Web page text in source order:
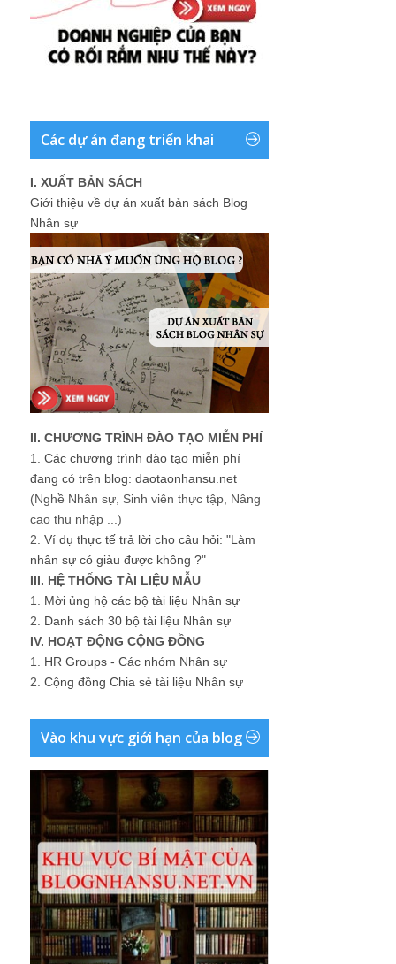
Các dự án đang triển khai
I. XUẤT BẢN SÁCH
Giới thiệu về dự án xuất bản sách Blog
Nhân sự
II. CHƯƠNG TRÌNH ĐÀO TẠO MIỄN PHÍ
1. Các chương trình đào tạo miễn phí
đang có trên blog: daotaonhansu.net
(Nghề Nhân sự, Sinh viên thực tập, Nâng
cao thu nhập ...)
2. Ví dụ thực tế trả lời cho câu hỏi: "Làm
nhân sự có giàu được không ?"
III. HỆ THỐNG TÀI LIỆU MẪU
1. Mời ủng hộ các bộ tài liệu Nhân sự
2. Danh sách 30 bộ tài liệu Nhân sự
IV. HOẠT ĐỘNG CỘNG ĐỒNG
1. HR Groups - Các nhóm Nhân sự
2. Cộng đồng Chia sẻ tài liệu Nhân sự
Vào khu vực giới hạn của blog